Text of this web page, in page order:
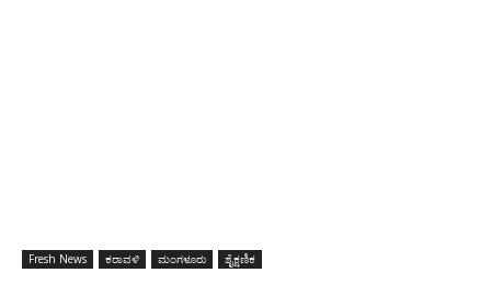
Fresh News ಕರಾವಳಿ ಮಂಗಳೂರು ಶೈಕ್ಷಣಿಕ